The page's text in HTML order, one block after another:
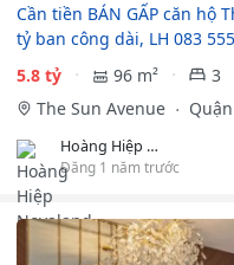
Cần tiền BÁN GẤP căn hộ
tỷ ban công dài, LH 083
5.8 tỷ
96 m² 3
The Sun Avenue
Hoàng Hiệp Novaland
Đăng 1 năm trước